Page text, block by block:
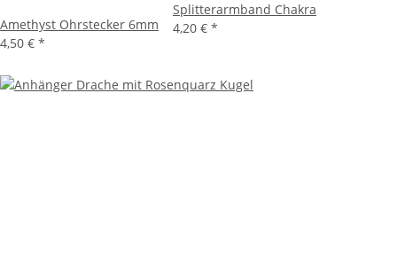
Amethyst Ohrstecker 6mm
4,50 € *
Splitterarmband Chakra
4,20 € *